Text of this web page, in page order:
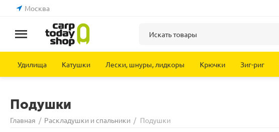
Москва
Удилища Катушки Лески, шнуры, лидкоры Крючки Зиг-риг
Подушки
Главная / Раскладушки и спальники / Подушки